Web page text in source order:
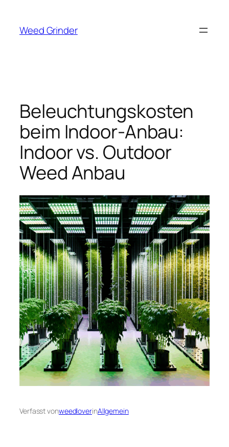
springen
Weed Grinder
Beleuchtungskosten
beim Indoor-Anbau:
Indoor vs. Outdoor
Weed Anbau
Verfasst vonweedloverinAllgemein